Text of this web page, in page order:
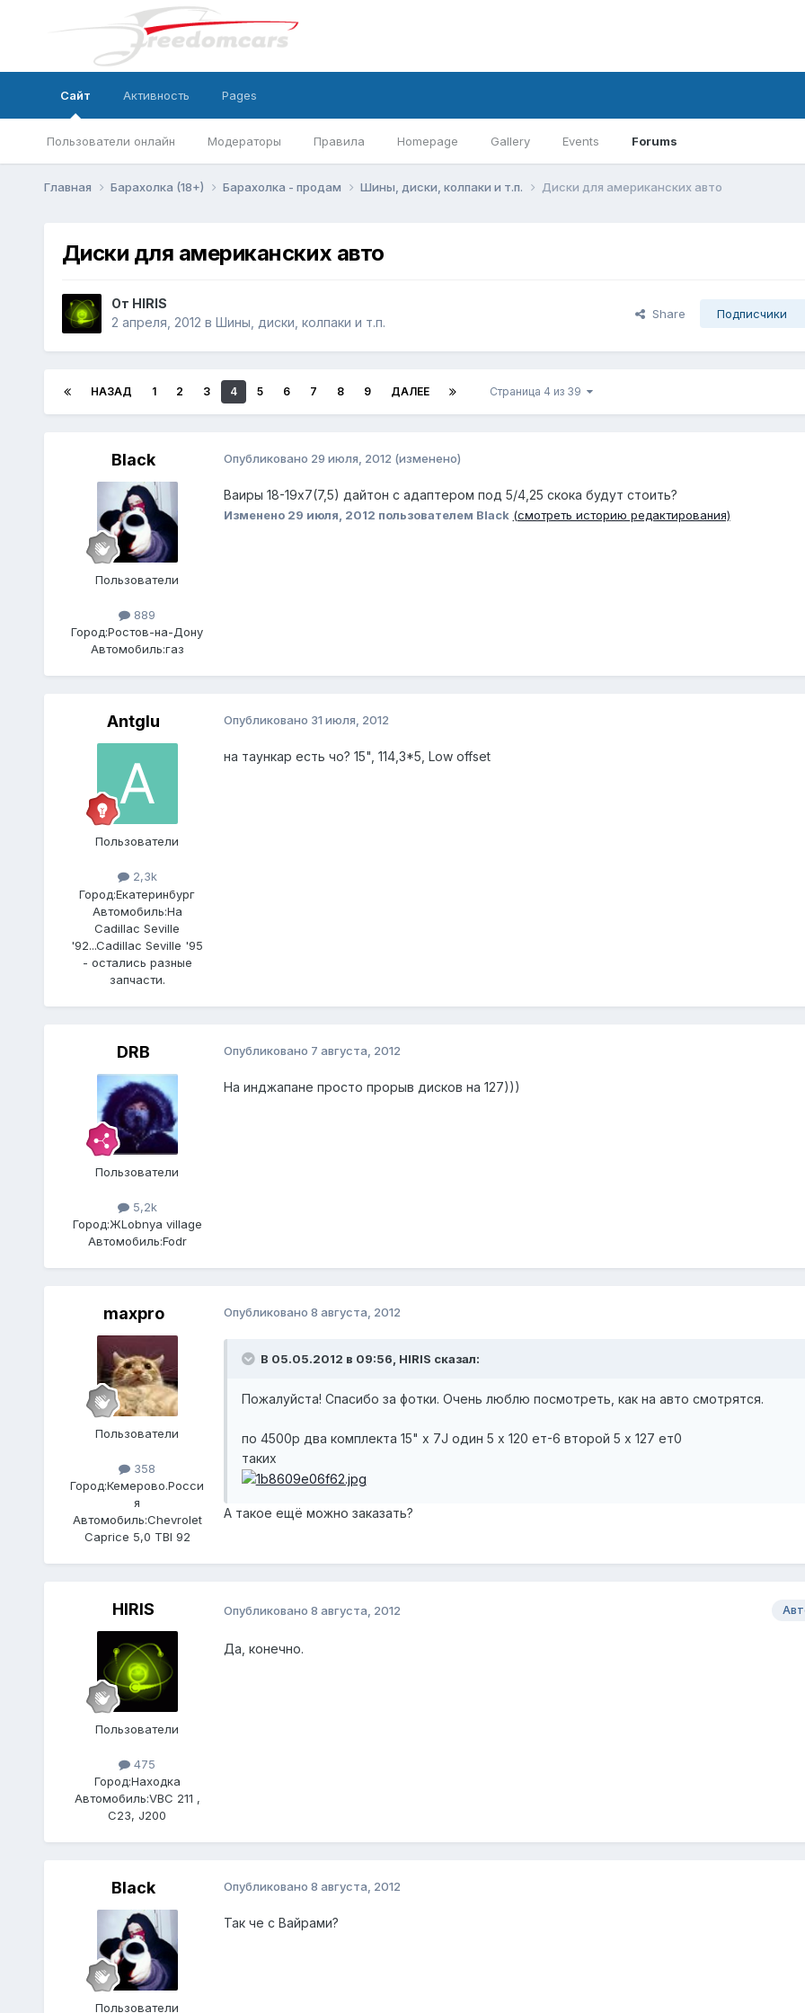
Сайт
Пользователи онлайн Модераторы Правила Homepage Gallery Events Forums
Активность Pages
Главная Барахолка (18+) Барахолка - продам Шины, диски, колпаки и т.п. Диски для американских авто
Диски для американских авто
От HIRIS
2 апреля, 2012 в Шины, диски, колпаки и т.п.
Share Подписчики
НАЗАД 1 2 3 4 5 6 7 8 9 ДАЛЕЕ Страница 4 из 39
Black
Пользователи
889
Город:Ростов-на-Дону
Автомобиль:газ
Опубликовано 29 июля, 2012 (изменено)
Ваиры 18-19х7(7,5) дайтон с адаптером под 5/4,25 скока будут стоить?
Изменено 29 июля, 2012 пользователем Black (смотреть историю редактирования)
Antglu
Пользователи
2,3k
Город:Екатеринбург
Автомобиль:На
Cadillac Seville
'92...Cadillac Seville '95
- остались разные
запчасти.
Опубликовано 31 июля, 2012
на таункар есть чо? 15", 114,3*5, Low offset
DRB
Пользователи
5,2k
Город:ЖLobnya village
Автомобиль:Fodr
Опубликовано 7 августа, 2012
На инджапане просто прорыв дисков на 127)))
maxpro
Пользователи
358
Город:Кемерово.Росси
я
Автомобиль:Chevrolet
Caprice 5,0 TBI 92
Опубликовано 8 августа, 2012
В 05.05.2012 в 09:56, HIRIS сказал:
Пожалуйста! Спасибо за фотки. Очень люблю посмотреть, как на авто смотрятся.
по 4500р два комплекта 15" х 7J один 5 х 120 ет-6 второй 5 х 127 ет0
таких
А такое ещё можно заказать?
HIRIS
Пользователи
475
Город:Находка
Автомобиль:VBC 211 ,
С23, J200
Опубликовано 8 августа, 2012
Да, конечно.
Black
Пользователи
Опубликовано 8 августа, 2012
Так че с Вайрами?